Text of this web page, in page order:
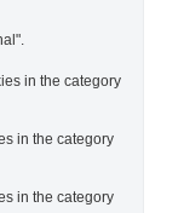
in the category
in the category
in the category